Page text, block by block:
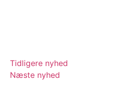
Tidligere nyhed
Næste nyhed